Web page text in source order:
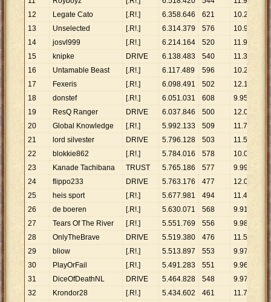
12
Legate Cato [.R!.] 6.358.646 621 10.239
13
Unselected [.R!.] 6.314.379 576 10.962
14
josvl999 [.R!.] 6.214.164 520 11.950
15
knipke DRIVE 6.138.483 540 11.368
16
Untamable Beast [.R!.] 6.117.489 596 10.264
17
Fexeris [.R!.] 6.098.491 502 12.148
18
donstef [.R!.] 6.051.031 608 9.952
19
ResQ Ranger DRIVE 6.037.846 500 12.076
20
Global Knowledge [.R!.] 5.992.133 509 11.772
21
lord silvester DRIVE 5.796.128 503 11.523
22
blokkie862 [.R!.] 5.784.016 578 10.007
23
Kanade Tachibana TRUST 5.765.186 577 9.992
24
flippo233 DRIVE 5.763.176 477 12.082
25
heis sport [.R!.] 5.677.981 494 11.494
26
de boeren [.R!.] 5.630.071 568 9.912
27
Tears Of The River [.R!.] 5.551.769 556 9.985
28
OnlyTheBrave DRIVE 5.519.380 476 11.595
29
bliow [.R!.] 5.513.897 553 9.971
30
PlayOrFail [.R!.] 5.491.283 551 9.966
31
DiceOfDeathNL DRIVE 5.464.828 548 9.972
32
Krondor28 [.R!.] 5.434.602 461 11.789